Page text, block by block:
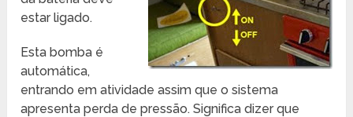
estar ligado.
Esta bomba é
automática,
entrando em atividade assim que o sistema
apresenta perda de pressão. Significa dizer que